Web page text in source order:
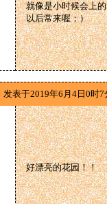
就像是小时候会上
以后常来喔；）
发表于2019年6月4日0时7
好漂亮的花园！！